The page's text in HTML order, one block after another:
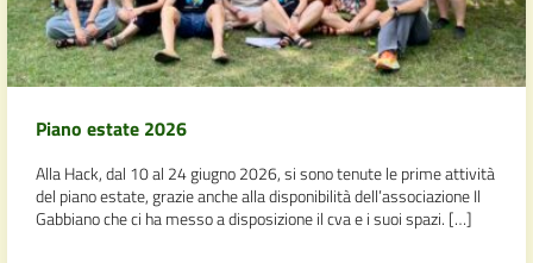
Piano estate 2026
Alla Hack, dal 10 al 24 giugno 2026, si sono tenute le prime attività
del piano estate, grazie anche alla disponibilità dell’associazione Il
Gabbiano che ci ha messo a disposizione il cva e i suoi spazi. […]